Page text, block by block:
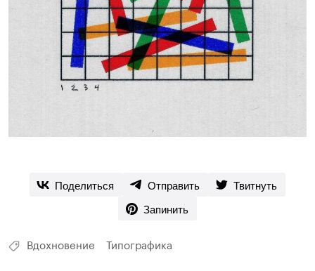
Поделиться Отправить
Твитнуть
Запинить
Вдохновение Типографика